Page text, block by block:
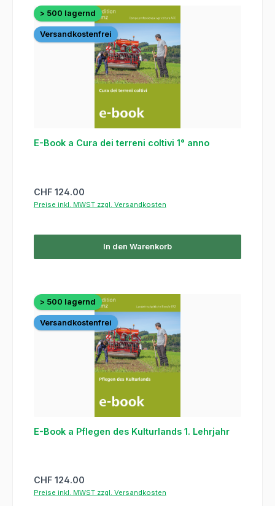
> 500 lagernd
Versandkostenfrei
E-Book a Cura dei terreni coltivi 1° anno
Regulärer Preis:
CHF 124.00
Preise inkl. MWST zzgl. Versandkosten
In den Warenkorb
> 500 lagernd
Versandkostenfrei
E-Book a Pflegen des Kulturlands 1. Lehrjahr
Regulärer Preis:
CHF 124.00
Preise inkl. MWST zzgl. Versandkosten